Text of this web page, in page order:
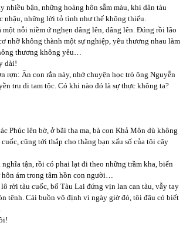
nhiều bận, những hoàng hôn sẫm màu, khi dân tàu
nhậu, những lời tỏ tình như thế không thiếu.
một nỗi niềm ứ nghẹn dâng lên, dâng lên. Đúng rồi lão
nhỡ không thành một sự nghiệp, yêu thương nhau làm
thương không yêu…
dài!
rợn: Ăn con rắn này, nhớ chuyện học trò ông Nguyễn
tru di tam tộc. Có khi nào đó là sự thực không ta?
Phúc lên bờ, ở bãi tha ma, bà con Khả Môn dù không
cũng tới thắp cho thằng bạn xấu số của tôi cây
nghĩa tận, rồi có phai lạt đi theo những trầm kha, biến
hôn ám trong tâm hồn con người…
rời tàu cuốc, bố Tàu Lai đứng vịn lan can tàu, vẫy tay
tênh. Cái buồn vô định vì ngày giờ đó, tôi đâu có biết